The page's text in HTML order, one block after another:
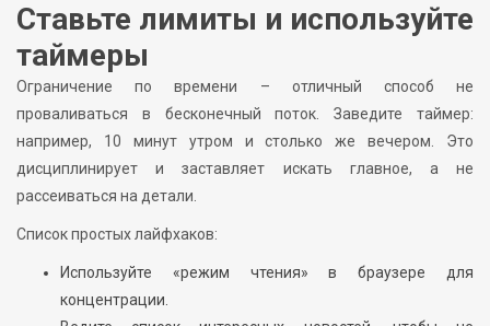
Ставьте лимиты и используйте
таймеры
Ограничение по времени – отличный способ не
проваливаться в бесконечный поток. Заведите таймер:
например, 10 минут утром и столько же вечером. Это
дисциплинирует и заставляет искать главное, а не
рассеиваться на детали.
Список простых лайфхаков:
Используйте «режим чтения» в браузере для
концентрации.